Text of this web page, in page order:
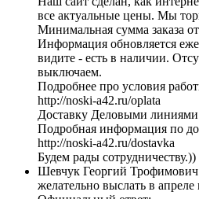
все актуальные цены. Мы
Минимальная сумма заказа
Информация обновляется
видите - есть в наличии.
выключаем.
Подробнее про условия
http://noski-a42.ru/oplata
Доставку Деловыми линиями
Подробная информация по
http://noski-a42.ru/dostavka
Будем рады сотрудничеству.))
Шевчук Георгий Трофимович
желательно выслать в